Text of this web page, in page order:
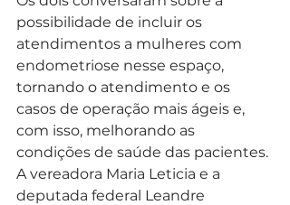
possibilidade de incluir os
atendimentos a mulheres com
endometriose nesse espaço,
tornando o atendimento e os
casos de operação mais ágeis e,
com isso, melhorando as
condições de saúde das pacientes.
A vereadora Maria Leticia e a
deputada federal Leandre